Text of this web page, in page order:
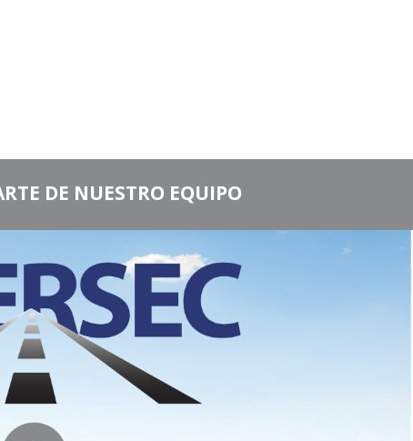
DE NUESTRO EQUIPO